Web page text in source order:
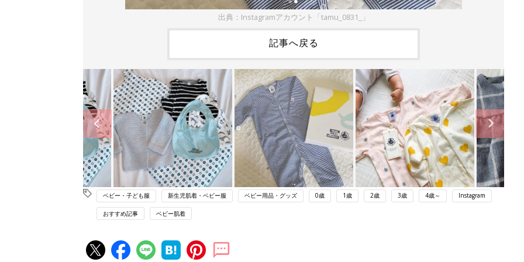
出典：Instagramアカウント「tamu_0831_」
記事へ戻る
ベビー・子ども服 新生児肌着・ベビー服 ベビー用品・グッズ 0歳 1歳 2歳 3歳 4歳～ Instagram
おすすめ記事 ベビー肌着